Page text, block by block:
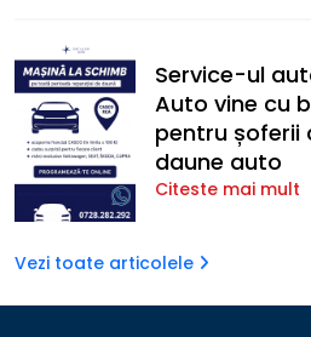
Service-ul
Auto vine cu
pentru șoferii
daune auto
Citeste mai mult
Vezi toate articolele